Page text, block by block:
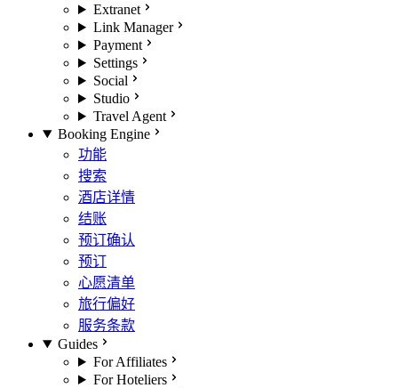
Extranet
Link Manager
Payment
Settings
Social
Studio
Travel Agent
Booking Engine
功能
搜索
酒店详情
结账
预订确认
预订
心愿清单
旅行偏好
服务条款
Guides
For Affiliates
For Hoteliers